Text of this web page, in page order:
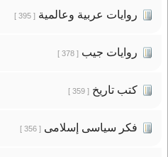
روايات عربية وعالمية[ 395 ]
روايات جيب[ 378 ]
كتب تاريخ[ 359 ]
فكر سياسى إسلامى[ 356 ]